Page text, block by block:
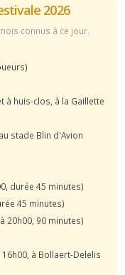
2026
connus à ce jour.
à huis-clos, à la Gaillette
stade Blin d'Avion
durée 45 minutes)
45 minutes)
20h00, 90 minutes)
16h00, à Bollaert-Delelis